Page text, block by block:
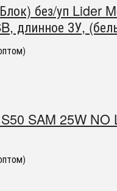
без/уп Lider
длинное ЗУ,
SAM 25W NO